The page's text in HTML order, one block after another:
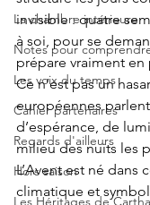
La chambre intérieure
Notes pour
Les voix du temps
Cahier partenaires
Regards d'ailleurs
Hors saison
Les Héritages de
invisible : quatre
à soi, pour se
prépare vraiment
Ce n’est pas un
européennes
d’espérance, de
milieu des nuits les
L’Avent est né dans
climatique et